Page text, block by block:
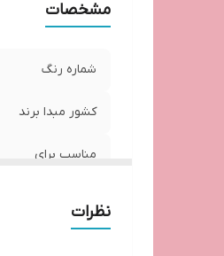
مشخصات
شماره رنگ
کشور مبدا برند
مناسب برای
نظرات